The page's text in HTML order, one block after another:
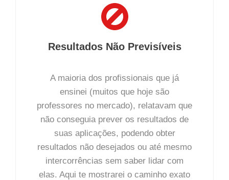
Resultados Não Previsíveis
A maioria dos profissionais que já
ensinei (muitos que hoje são
professores no mercado), relatavam que
não conseguia prever os resultados de
suas aplicações, podendo obter
resultados não desejados ou até mesmo
intercorrências sem saber lidar com
elas. Aqui te mostrarei o caminho exato